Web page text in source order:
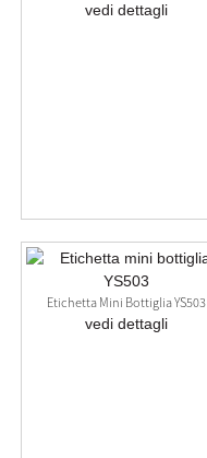
vedi dettagli
Etichetta Mini Bottiglia YS503
vedi dettagli